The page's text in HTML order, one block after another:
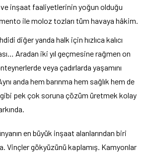
ve inşaat faaliyetlerinin yoğun olduğu
ile moloz tozları tüm havaya hâkim.
diğer yanda halk için hızlıca kalıcı
Aradan iki yıl geçmesine rağmen on
veya çadırlarda yaşamını
anda hem barınma hem sağlık hem de
gibi pek çok soruna çözüm üretmek kolay
en büyük inşaat alanlarından biri
Vinçler gökyüzünü kaplamış. Kamyonlar